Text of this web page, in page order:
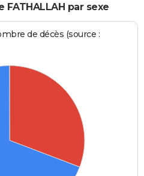
par sexe
de décès (source :